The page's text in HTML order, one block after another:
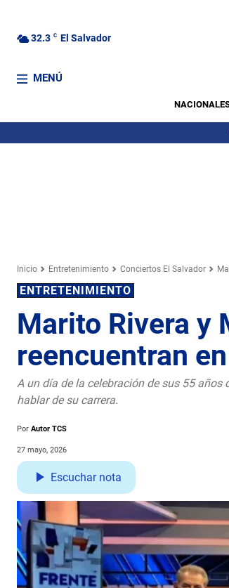
32.3 C El Salvador
MENÚ
Inicio Entretenimiento Conciertos El Salvador
ENTRETENIMIENTO
Marito Rivera y
reencuentran
A un día de la celebración de sus 55
hablar de su carrera.
Por Autor TCS
27 mayo, 2026
Escuchar nota